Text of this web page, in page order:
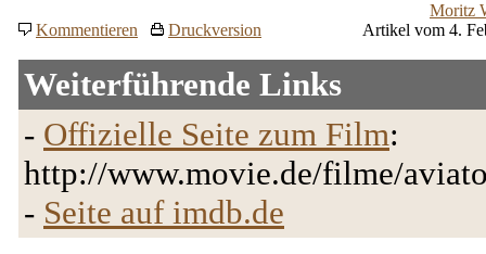
Moritz
Kommentieren
Druckversion Artikel vom 4.
Weiterführende Links
- Offizielle Seite zum Film:
http://www.movie.de/filme/
- Seite auf imdb.de